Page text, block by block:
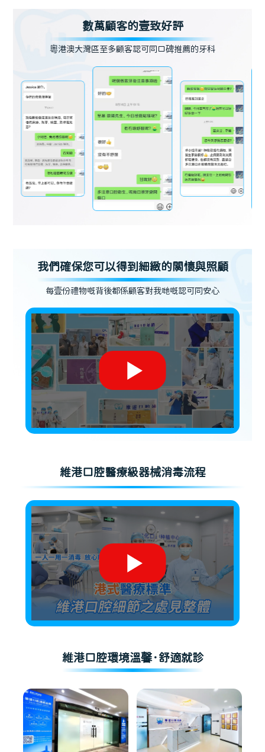
數萬顧客的壹致好評
粵港澳大灣區至多顧客認可同口碑推薦的牙科
我們確保您可以得到細緻的關懷與照顧
每壹份禮物嘅背後都係顧客對我哋嘅認可同安心
維港口腔醫療級器械消毒流程
維港口腔環境溫馨·舒適就診